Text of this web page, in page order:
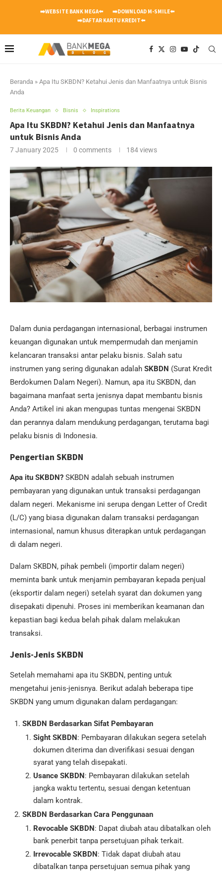
➡️WEBSITE BANK MEGA⬅️
➡️DOWNLOAD M-SMILE⬅️
➡️DAFTAR KARTU KREDIT⬅️
Beranda » Apa Itu SKBDN? Ketahui Jenis dan Manfaatnya untuk Bisnis
Anda
Berita Keuangan Bisnis Inspirations
Apa Itu SKBDN? Ketahui Jenis dan Manfaatnya
untuk Bisnis Anda
7 January 2025 0 comments 184views
Dalam dunia perdagangan internasional, berbagai instrumen
keuangan digunakan untuk mempermudah dan menjamin
kelancaran transaksi antar pelaku bisnis. Salah satu
instrumen yang sering digunakan adalah SKBDN (Surat Kredit
Berdokumen Dalam Negeri). Namun, apa itu SKBDN, dan
bagaimana manfaat serta jenisnya dapat membantu bisnis
Anda? Artikel ini akan mengupas tuntas mengenai SKBDN
dan perannya dalam mendukung perdagangan, terutama bagi
pelaku bisnis di Indonesia.
Pengertian SKBDN
Apa itu SKBDN? SKBDN adalah sebuah instrumen
pembayaran yang digunakan untuk transaksi perdagangan
dalam negeri. Mekanisme ini serupa dengan Letter of Credit
(L/C) yang biasa digunakan dalam transaksi perdagangan
internasional, namun khusus diterapkan untuk perdagangan
di dalam negeri.
Dalam SKBDN, pihak pembeli (importir dalam negeri)
meminta bank untuk menjamin pembayaran kepada penjual
(eksportir dalam negeri) setelah syarat dan dokumen yang
disepakati dipenuhi. Proses ini memberikan keamanan dan
kepastian bagi kedua belah pihak dalam melakukan
transaksi.
Jenis-Jenis SKBDN
Setelah memahami apa itu SKBDN, penting untuk
mengetahui jenis-jenisnya. Berikut adalah beberapa tipe
SKBDN yang umum digunakan dalam perdagangan:
SKBDN Berdasarkan Sifat Pembayaran
Sight SKBDN : Pembayaran dilakukan segera setelah
dokumen diterima dan diverifikasi sesuai dengan
syarat yang telah disepakati.
Usance SKBDN : Pembayaran dilakukan setelah
jangka waktu tertentu, sesuai dengan ketentuan
dalam kontrak.
SKBDN Berdasarkan Cara Penggunaan
Revocable SKBDN : Dapat diubah atau dibatalkan oleh
bank penerbit tanpa persetujuan pihak terkait.
Irrevocable SKBDN : Tidak dapat diubah atau
dibatalkan tanpa persetujuan semua pihak yang